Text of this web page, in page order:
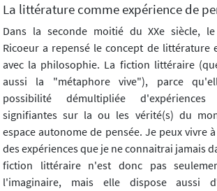
La littérature comme expérience de
Dans la seconde moitié du XXe siècle,
Ricoeur a repensé le concept de littérature
avec la philosophie. La fiction littéraire
aussi la "métaphore vive"), parce
possibilité démultipliée
signifiantes sur la ou les vérité(s) du
espace autonome de pensée. Je peux vivre
des expériences que je ne connaitrai jamais
fiction littéraire n'est donc pas
l'imaginaire, mais elle dispose aussi